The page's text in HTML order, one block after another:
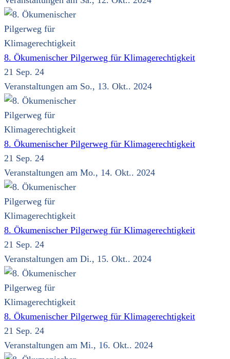
8. Ökumenischer Pilgerweg für Klimagerechtigkeit
21 Sep. 24
Veranstaltungen am So., 13. Okt.. 2024
8. Ökumenischer Pilgerweg für Klimagerechtigkeit
21 Sep. 24
Veranstaltungen am Mo., 14. Okt.. 2024
8. Ökumenischer Pilgerweg für Klimagerechtigkeit
21 Sep. 24
Veranstaltungen am Di., 15. Okt.. 2024
8. Ökumenischer Pilgerweg für Klimagerechtigkeit
21 Sep. 24
Veranstaltungen am Mi., 16. Okt.. 2024